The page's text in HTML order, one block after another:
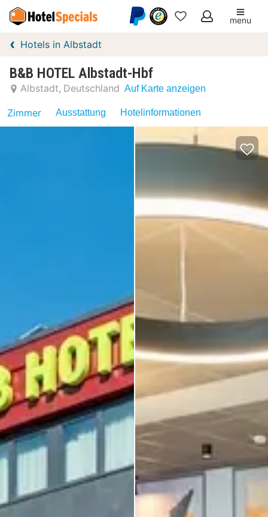
Meine
menu
Hotels in Albstadt
B&B HOTEL Albstadt-Hbf
Albstadt Deutschland Auf Karte anzeigen
Zimmer Ausstattung Hotelinformationen